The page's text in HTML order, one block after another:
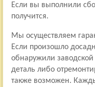
Если вы выполнили
получится.
Мы осуществляем
Если произошло
обнаружили
деталь либо
также возможен.